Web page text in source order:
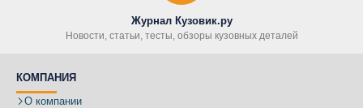
Журнал Кузовик.ру
Новости, статьи, тесты, обзоры кузовных деталей
КОМПАНИЯ
О компании